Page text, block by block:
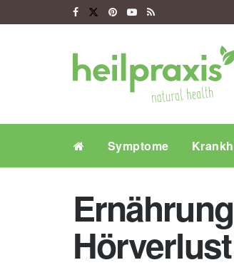
Symptome
Hörverlust